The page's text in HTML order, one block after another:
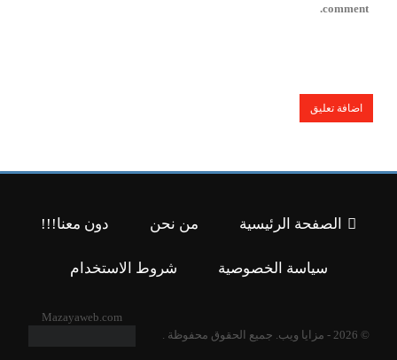
comment.
الصفحة الرئيسية من نحن دون معنا!!!
سياسة الخصوصية شروط الاستخدام
© 2026 - مزايا ويب. جميع الحقوق محفوظة .
Mazayaweb.com